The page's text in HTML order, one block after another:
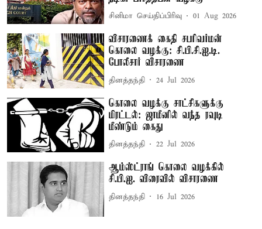
சினிமா செய்திப்பிரிவு 01 Aug 2026
விசாரணைக் கைதி சபரிவர்மன்
கொலை வழக்கு: சி.பி.சி.ஐ.டி.
போலீசார் விசாரணை
தினத்தந்தி 24 Jul 2026
கொலை வழக்கு சாட்சிகளுக்கு
மிரட்டல்: ஜாமீனில் வந்த ரவுடி
மீண்டும் கைது
தினத்தந்தி 22 Jul 2026
ஆம்ஸ்ட்ராங் கொலை வழக்கில்
சி.பி.ஐ. விரைவில் விசாரணை
தினத்தந்தி 16 Jul 2026